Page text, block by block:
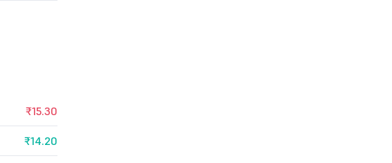
₹15.30
₹14.20